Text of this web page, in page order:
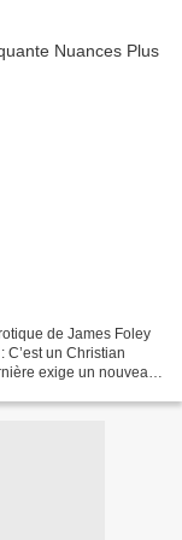
de James Foley
C’est un Christian
exige un nouveau